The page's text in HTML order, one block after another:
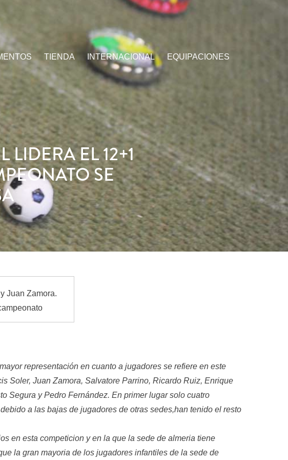
TIENDA INTERNACIONAL EQUIPACIONES
LIDERA EL 12+1
SE
Juan Zamora.
representación en cuanto a jugadores se refiere en este
Soler, Juan Zamora, Salvatore Parrino, Ricardo Ruiz, Enrique
Segura y Pedro Fernández. En primer lugar solo cuatro
a las bajas de jugadores de otras sedes,han tenido el resto
en esta competicion y en la que la sede de almeria tiene
la gran mayoria de los jugadores infantiles de la sede de